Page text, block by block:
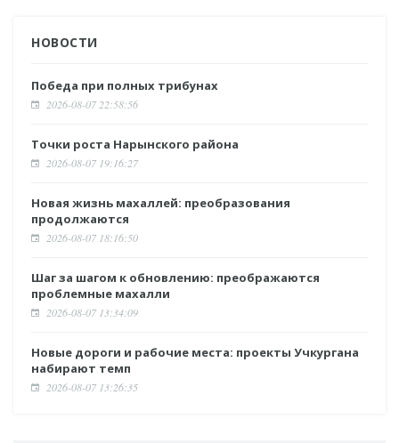
НОВОСТИ
Победа при полных трибунах
2026-08-07 22:58:56
Точки роста Нарынского района
2026-08-07 19:16:27
Новая жизнь махаллей: преобразования
продолжаются
2026-08-07 18:16:50
Шаг за шагом к обновлению: преображаются
проблемные махалли
2026-08-07 13:34:09
Новые дороги и рабочие места: проекты Учкургана
набирают темп
2026-08-07 13:26:35